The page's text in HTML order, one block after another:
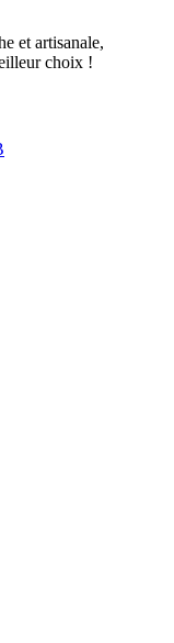
et artisanale,
choix !